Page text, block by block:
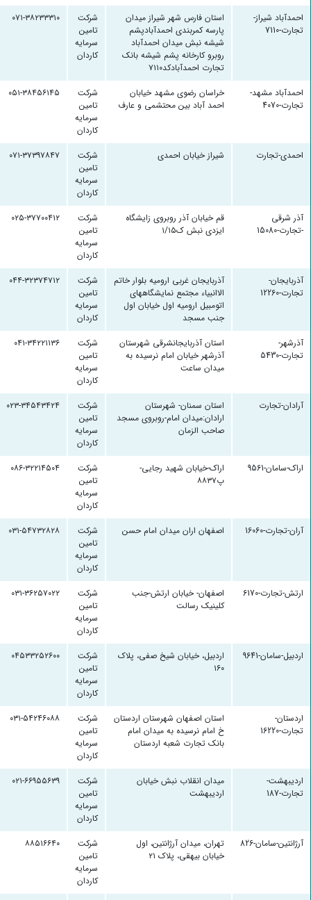
احمدآباد شیراز-
تجارت-7110
استان فارس شهر شیراز میدان
پارسه کمربندی احمدآبادپشم
شیشه نبش میدان احمدآباد
روبرو کارخانه پشم شیشه بانک
تجارت احمدآبادکد۷۱۱۰
شرکت
تامین
سرمایه
کاردان
۰۷۱-۳۸۲۳۳۳۱۰
احمدآباد مشهد-
تجارت-4070
خراسان رضوی مشهد خیابان
احمد آباد بین محتشمی و عارف
شرکت
تامین
سرمایه
کاردان
۰۵۱-۳۸۴۵۶۱۴۵
احمدی-تجارت شیراز خیابان احمدی
شرکت
تامین
سرمایه
کاردان
۰۷۱-۳۷۳۹۷۸۴۷
آذر شرقی
-تجارت-15080
قم خیابان آذر روبروی زایشگاه
ایزدی نبش ک۱/۱۵
شرکت
تامین
سرمایه
کاردان
۰۲۵-۳۷۷۰۰۴۱۲
آذربایجان-
تجارت-12260
آذربایجان غربی ارومیه بلوار خاتم
الاانبیاء مجتمع نمایشگاههای
اتومبیل ارومیه اول خیابان اول
جنب مسجد
شرکت
تامین
سرمایه
کاردان
۰۴۴-۳۲۳۷۴۷۱۲
آذرشهر-
تجارت-5430
استان آذربایجانشرقی شهرستان
آذرشهر خیابان امام نرسیده به
میدان ساعت
شرکت
تامین
سرمایه
کاردان
۰۴۱-۳۴۲۲۱۱۳۶
آرادان-تجارت
استان سمنان- شهرستان
ارادان:میدان امام-روبروی مسجد
صاحب الزمان
شرکت
تامین
سرمایه
کاردان
۰۲۳-۳۴۵۴۳۴۲۴
اراک-سامان-9561
اراک-خیابان شهید رجایی-
پ۸۸۳۷
شرکت
تامین
سرمایه
کاردان
۰۸۶-۳۲۲۱۴۵۰۴
آران-تجارت-16060 اصفهان اران میدان امام حسن
شرکت
تامین
سرمایه
کاردان
۰۳۱-۵۴۷۳۲۸۲۸
ارتش-تجارت-6170
اصفهان- خیابان ارتش-جنب
کلینیک رسالت
شرکت
تامین
سرمایه
کاردان
۰۳۱-۳۶۲۵۷۰۲۲
اردبیل-سامان-9641
اردبیل، خیابان شیخ صفی، پلاک
۱۶۰
شرکت
تامین
سرمایه
کاردان
۰۴۵۳۳۲۵۲۶۰۰
اردستان-
تجارت-16220
استان اصفهان شهرستان اردستان
خ امام نرسیده به میدان امام
بانک تجارت شعبه اردستان
شرکت
تامین
سرمایه
کاردان
۰۳۱-۵۴۲۴۶۰۸۸
اردیبهشت-
تجارت-187
میدان انقلاب نبش خیابان
اردیبهشت
شرکت
تامین
سرمایه
کاردان
۰۲۱-۶۶۹۵۵۶۳۹
آرژانتین-سامان-826
تهران، میدان آرژانتین، اول
خیابان بیهقی، پلاک ۲۱
شرکت
تامین
سرمایه
کاردان
۸۸۵۱۶۶۴۰